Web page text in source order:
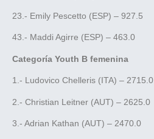
23.- Emily Pescetto (ESP) – 927.5
43.- Maddi Agirre (ESP) – 463.0
Categoría Youth B femenina
1.- Ludovico Chelleris (ITA) – 2715.0
2.- Christian Leitner (AUT) – 2625.0
3.- Adrian Kathan (AUT) – 2470.0